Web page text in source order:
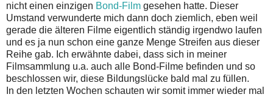
nicht einen einzigen Bond-Film gesehen hatte. Dieser
Umstand verwunderte mich dann doch ziemlich, eben weil
gerade die älteren Filme eigentlich ständig irgendwo laufen
und es ja nun schon eine ganze Menge Streifen aus dieser
Reihe gab. Ich erwähnte dabei, dass sich in meiner
Filmsammlung u.a. auch alle Bond-Filme befinden und so
beschlossen wir, diese Bildungslücke bald mal zu füllen.
In den letzten Wochen schauten wir somit immer wieder mal